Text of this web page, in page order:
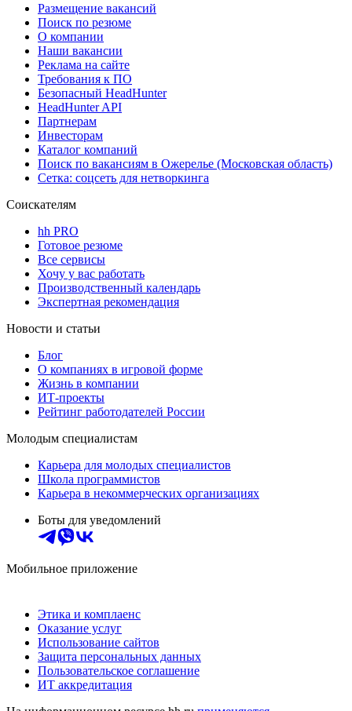
Размещение вакансий
Поиск по резюме
О компании
Наши вакансии
Реклама на сайте
Требования к ПО
Безопасный HeadHunter
HeadHunter API
Партнерам
Инвесторам
Каталог компаний
Поиск по вакансиям в Ожерелье (Московская область)
Сетка: соцсеть для нетворкинга
Соискателям
hh PRO
Готовое резюме
Все сервисы
Хочу у вас работать
Производственный календарь
Экспертная рекомендация
Новости и статьи
Блог
О компаниях в игровой форме
Жизнь в компании
ИТ-проекты
Рейтинг работодателей России
Молодым специалистам
Карьера для молодых специалистов
Школа программистов
Карьера в некоммерческих организациях
Боты для уведомлений
Мобильное приложение
Этика и комплаенс
Оказание услуг
Использование сайтов
Защита персональных данных
Пользовательское соглашение
ИТ аккредитация